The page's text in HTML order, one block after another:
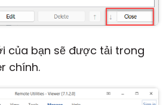
của bạn sẽ được tải trong
chính.